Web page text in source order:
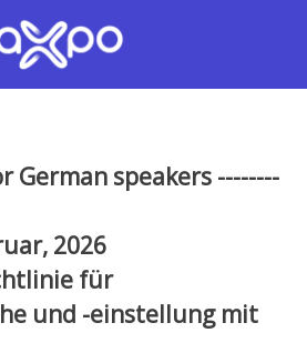
German speakers --------
2026
für
und -einstellung mit